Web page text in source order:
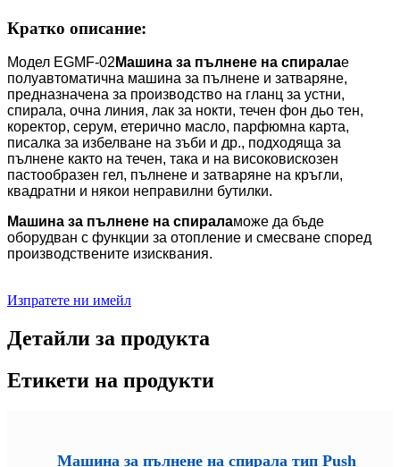
Кратко описание:
Модел EGMF-02 Машина за пълнене на спиралае
полуавтоматична машина за пълнене и затваряне,
предназначена за производство на гланц за устни,
спирала, очна линия, лак за нокти, течен фон дьо тен,
коректор, серум, етерично масло, парфюмна карта,
писалка за избелване на зъби и др., подходяща за
пълнене както на течен, така и на високовискозен
пастообразен гел, пълнене и затваряне на кръгли,
квадратни и някои неправилни бутилки.
Машина за пълнене на спираламоже да бъде
оборудван с функции за отопление и смесване според
производствените изисквания.
Изпратете ни имейл
Детайли за продукта
Етикети на продукти
Машина за пълнене на спирала тип Push